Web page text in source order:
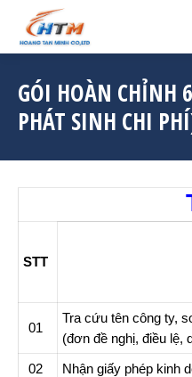
GÓI HOÀN CHỈNH
PHÁT SINH CHI
STT
01
Tra cứu tên công ty,
(đơn đề nghị, điều lệ,
02
Nhận giấy phép kinh